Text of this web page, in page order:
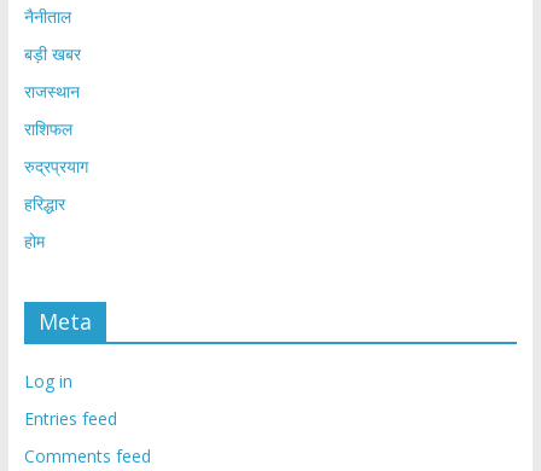
नैनीताल
बड़ी खबर
राजस्थान
राशिफल
रुद्रप्रयाग
हरिद्धार
होम
Meta
Log in
Entries feed
Comments feed